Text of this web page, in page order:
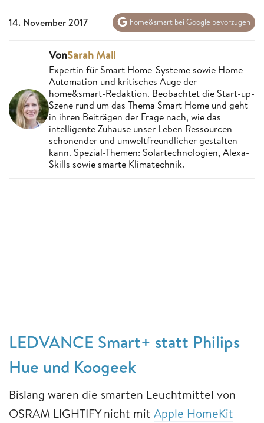
14. November 2017 home&smart bei Google bevorzugen
VonSarah Mall
Expertin für Smart Home-Systeme sowie Home
Automation und kritisches Auge der
home&smart-Redaktion. Beobachtet die Start-up-
Szene rund um das Thema Smart Home und geht
in ihren Beiträgen der Frage nach, wie das
intelligente Zuhause unser Leben Ressourcen-
schonender und umweltfreundlicher gestalten
kann. Spezial-Themen: Solartechnologien, Alexa-
Skills sowie smarte Klimatechnik.
LEDVANCE Smart+ statt Philips
Hue und Koogeek
Bislang waren die smarten Leuchtmittel von
OSRAM LIGHTIFY nicht mit Apple HomeKit